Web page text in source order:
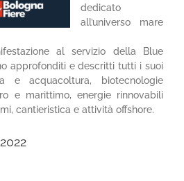
dedicato
all’universo mare
al servizio della Blue
approfonditi e descritti tutti i suoi
e acquacoltura, biotecnologie
e marittimo, energie rinnovabili
cantieristica e attività offshore.